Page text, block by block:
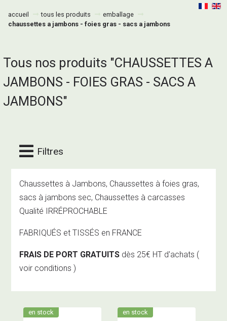
accueil tous les produits
emballage
chaussettes a jambons - foies gras - sacs a jambons
Tous nos produits "CHAUSSETTES A
JAMBONS - FOIES GRAS - SACS A
JAMBONS"
Filtres
Chaussettes à Jambons, Chaussettes à foies gras,
sacs à jambons sec, Chaussettes à carcasses
Qualité IRRÉPROCHABLE
FABRIQUÉS et TISSÉS en FRANCE
FRAIS DE PORT GRATUITS dès 25€ HT d'achats (
voir conditions )
en stock en stock